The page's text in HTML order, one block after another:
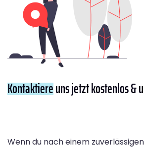
Kontaktiereuns jetzt kostenlos &
Wenn du nach einem